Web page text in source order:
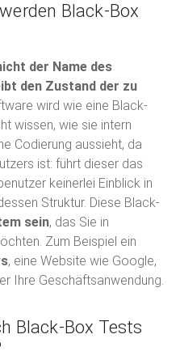
Black-Box
der Name des
den Zustand der zu
wird wie eine Black-
wissen, wie sie intern
Codierung aussieht, da
ist: führt dieser das
keinerlei Einblick in
Struktur. Diese Black-
sein, das Sie in
Zum Beispiel ein
, eine Website wie Google,
Ihre Geschäftsanwendung.
Black-Box Tests